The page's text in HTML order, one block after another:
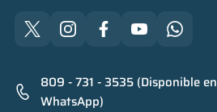
809 - 731 - 3535 (Disponible en
WhatsApp)